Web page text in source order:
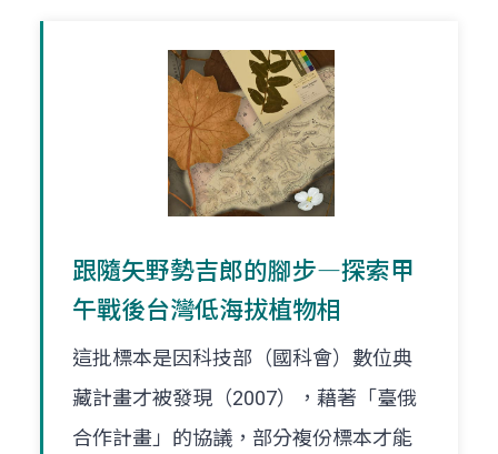
跟隨矢野勢吉郎的腳步―探索甲
午戰後台灣低海拔植物相
這批標本是因科技部（國科會）數位典
藏計畫才被發現（2007），藉著「臺俄
合作計畫」的協議，部分複份標本才能